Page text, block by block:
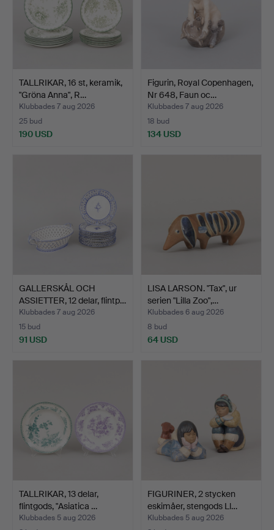
TALLRIKAR, 16 st, keramik,
"Gröna Anna", R…
Klubbades 7 aug 2026
25 bud
190 USD
Figurin, Royal Copenhagen,
Nr 648, Faun oc…
Klubbades 7 aug 2026
18 bud
134 USD
GALLERSKÅL OCH
ASSIETTER, 12 delar, flintp…
Klubbades 7 aug 2026
15 bud
91 USD
LISA LARSON. "Tax", ur
serien "Lilla Zoo",…
Klubbades 6 aug 2026
8 bud
64 USD
TALLRIKAR, 13 delar,
flintgods, "Asiatica …
Klubbades 5 aug 2026
FIGURINER, 2 stycken
eskimåer, stengods Ll…
Klubbades 5 aug 2026